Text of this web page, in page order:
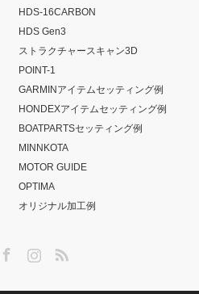
HDS-16CARBON
HDS Gen3
ストラクチャースキャン3D
POINT-1
GARMINアイテムセッティング例
HONDEXアイテムセッティング例
BOATPARTSセッティング例
MINNKOTA
MOTOR GUIDE
OPTIMA
オリジナル加工例